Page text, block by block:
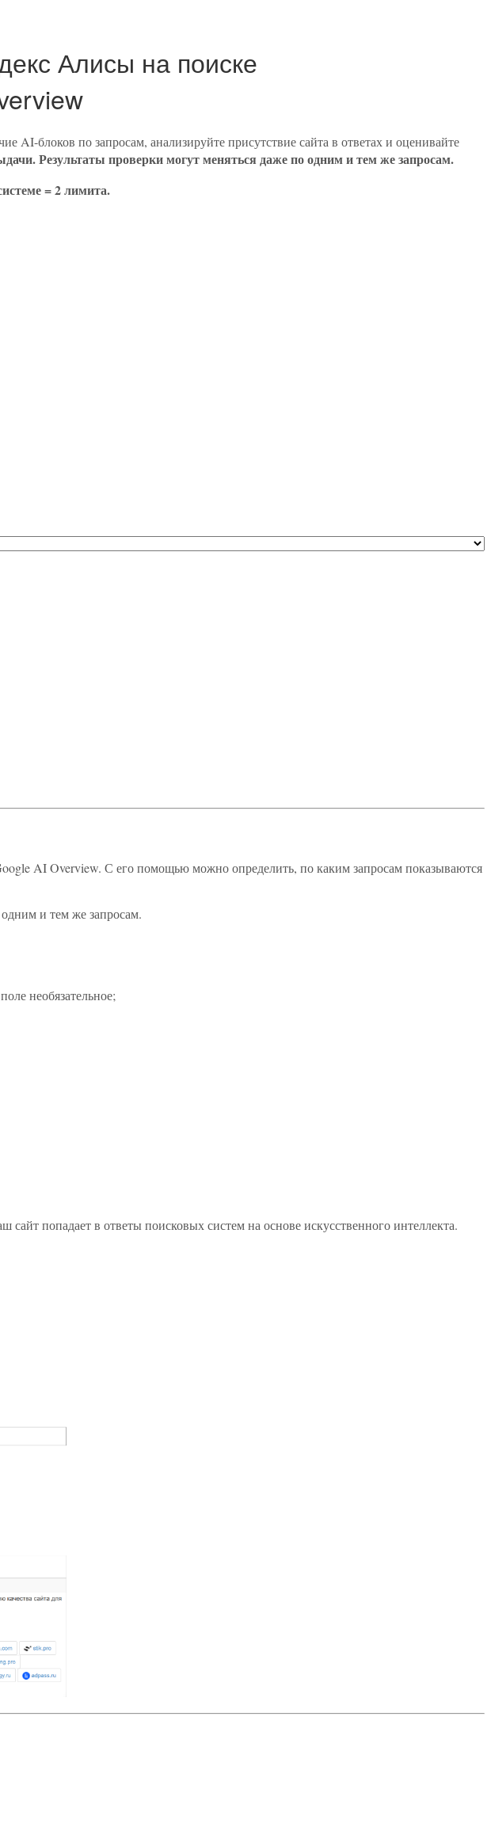
Алисы на поиске
блоков по запросам, анализируйте присутствие сайта в ответах и оценивайте
Результаты проверки могут меняться даже по одним и тем же запросам.
= 2 лимита.
AI Overview. С его помощью можно определить, по каким запросам показываются
и тем же запросам.
необязательное;
попадает в ответы поисковых систем на основе искусственного интеллекта.